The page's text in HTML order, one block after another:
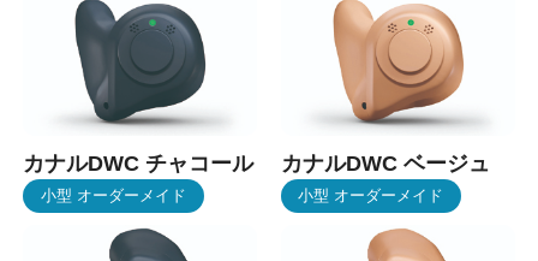
カナルDWC チャコール
小型 オーダーメイド
カナルDWCベージュ
小型 オーダーメイド